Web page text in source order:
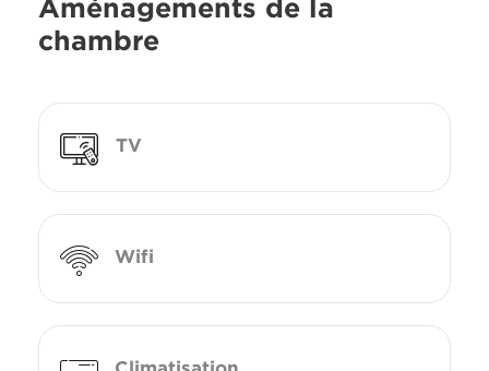
Aménagements de la
chambre
TV
Wifi